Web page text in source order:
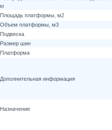
кг
Площадь платформы, м2
Объем платформы, м3
Подвеска
Размер шин
Платформа
Дополнительная информация
Назначение